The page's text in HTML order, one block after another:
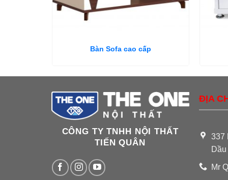
Bàn Sofa cao cấp
CÔNG TY TNHH NỘI THẤT
TIẾN QUÂN
ĐỊA
337
Mr